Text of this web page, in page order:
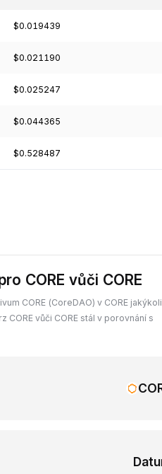
$0.019439
$0.021190
$0.025247
$0.044365
$0.528487
CORE vůči CORE
CORE (CoreDAO) v CORE jakýkoli
CORE vůči CORE stál v porovnání s